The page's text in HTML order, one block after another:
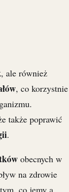
, ale również
, co korzystnie
także poprawić
.
obecnych w
na zdrowie
co jemy a